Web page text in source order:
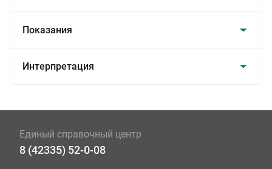
Показания
Интерпретация
Единый справочный центр
8 (42335) 52-0-08